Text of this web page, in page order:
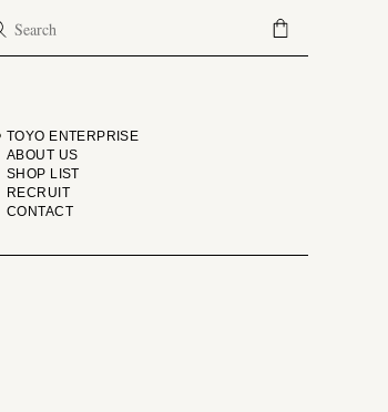
COMPANY
TOYO ENTERPRISE
ABOUT US
SHOP LIST
RECRUIT
CONTACT